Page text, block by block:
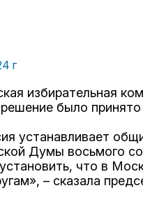
г
избирательная
решение было
устанавливает
Думы восьмого
что в
– сказала